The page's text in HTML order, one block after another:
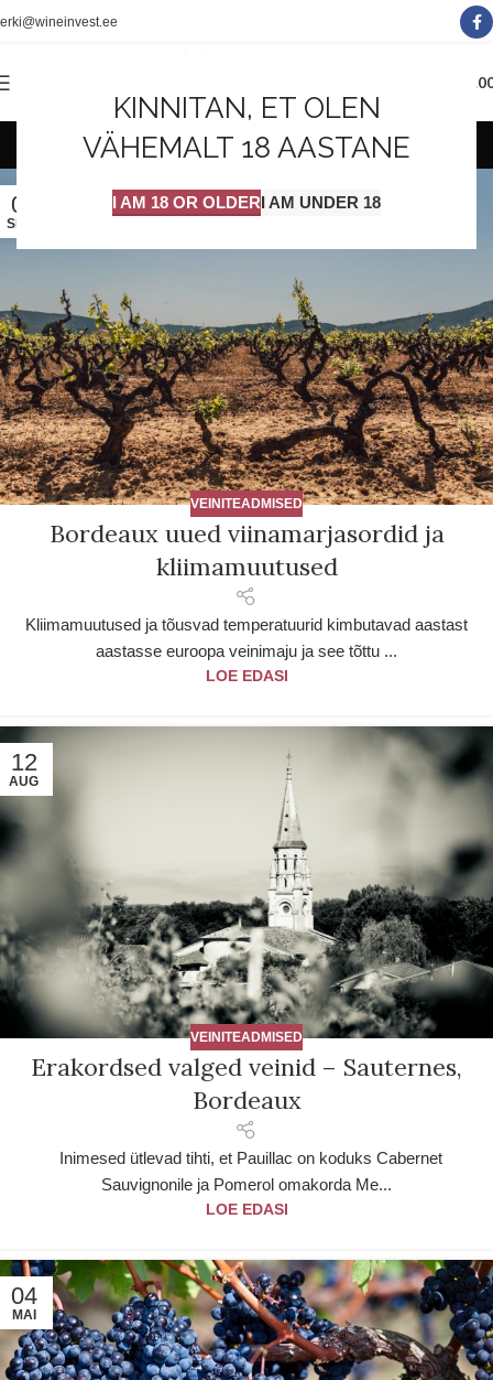
KINNITAN, ET OLEN
VÄHEMALT 18 AASTANE
I AM 18 OR OLDERI AM UNDER 18
erki@wineinvest.ee
Posts byWineinvest
01
SEPT
VEINITEADMISED
Bordeaux uued viinamarjasordid ja
kliimamuutused
Kliimamuutused ja tõusvad temperatuurid kimbutavad aastast
aastasse euroopa veinimaju ja see tõttu ...
LOE EDASI
12
AUG
VEINITEADMISED
Erakordsed valged veinid – Sauternes,
Bordeaux
Inimesed ütlevad tihti, et Pauillac on koduks Cabernet
Sauvignonile ja Pomerol omakorda Me...
LOE EDASI
04
MAI